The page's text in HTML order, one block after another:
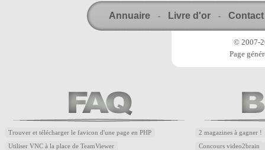
Annuaire - Livre d'or - Contact
© 2007-
Page
Trouver et télécharger le favicon d'une page en PHP
Utiliser VNC à la place de TeamViewer
2 magazines à gagner !
Concours video2brain